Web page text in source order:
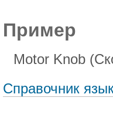
Пример
Motor Knob
Справочник